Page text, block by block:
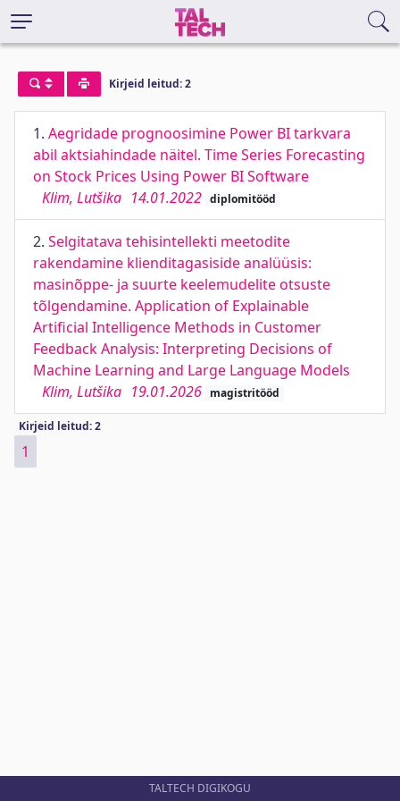
Kirjeid leitud: 2
1. Aegridade prognoosimine Power BI tarkvara
abil aktsiahindade näitel. Time Series Forecasting
on Stock Prices Using Power BI Software
Klim, Lutšika 14.01.2022 diplomitööd
2. Selgitatava tehisintellekti meetodite
rakendamine klienditagasiside analüüsis:
masinõppe- ja suurte keelemudelite otsuste
tõlgendamine. Application of Explainable
Artificial Intelligence Methods in Customer
Feedback Analysis: Interpreting Decisions of
Machine Learning and Large Language Models
Klim, Lutšika 19.01.2026 magistritööd
Kirjeid leitud: 2
1
TALTECH DIGIKOGU